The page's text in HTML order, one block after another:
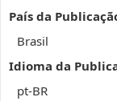
País da
Brasil
Idioma da
pt-BR